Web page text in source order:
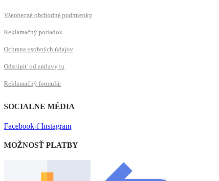
Všeobecné obchodné podmienky
Reklamačný poriadok
Ochrana osobných údajov
Odstúpiť od zmluvy tu
Reklamačný formulár
SOCIALNE MÉDIA
Facebook-f Instagram
MOŽNOSŤ PLATBY